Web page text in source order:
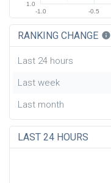
-1.0 -0.5
1.0
RANKING CHANGE info
Last 24 hours
Last week
Last month
LAST 24 HOURS